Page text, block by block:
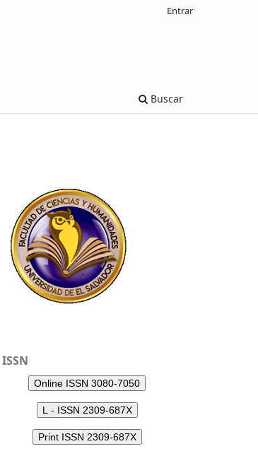
Buscar
Entrar
ISSN
Online ISSN 3080-7050
L - ISSN 2309-687X
Print ISSN 2309-687X